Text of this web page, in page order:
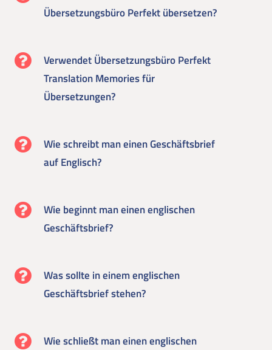
Übersetzungsbüro Perfekt übersetzen?
Verwendet Übersetzungsbüro Perfekt
Translation Memories für
Übersetzungen?
Wie schreibt man einen Geschäftsbrief
auf Englisch?
Wie beginnt man einen englischen
Geschäftsbrief?
Was sollte in einem englischen
Geschäftsbrief stehen?
Wie schließt man einen englischen